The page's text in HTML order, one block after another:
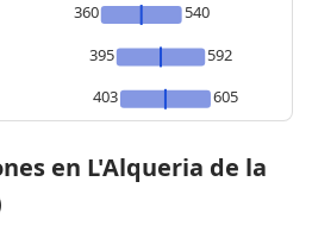
360
540
395
592
403
605
en L'Alqueria de la